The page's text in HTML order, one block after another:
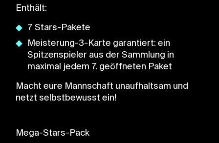
Enthält:
7 Stars-Pakete
Meisterung-3-Karte garantiert: ein
Spitzenspieler aus der Sammlung in
maximal jedem 7. geöffneten Paket
Macht eure Mannschaft unaufhaltsam und
netzt selbstbewusst ein!
Mega-Stars-Pack